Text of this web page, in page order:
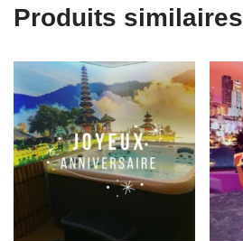
Produits similaires